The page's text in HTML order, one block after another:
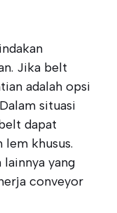
Jika belt
adalah opsi
situasi
dapat
lem khusus.
yang
conveyor